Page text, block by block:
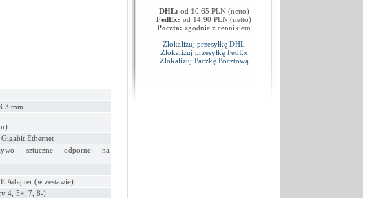
mm
Ethernet
sztuczne odporne na
Adapter (w zestawie)
4, 5+; 7, 8-)
DHL: od 10.65 PLN (netto)
FedEx: od 14.90 PLN (netto)
Poczta: zgodnie z cennikiem
Zlokalizuj przesyłkę DHL
Zlokalizuj przesyłkę FedEx
Zlokalizuj Paczkę Pocztową